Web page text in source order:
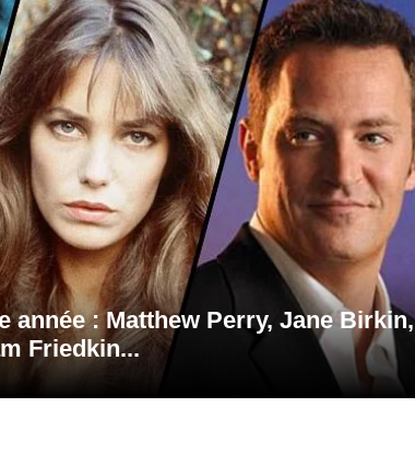
année : Matthew Perry, Jane Birkin,
Friedkin...